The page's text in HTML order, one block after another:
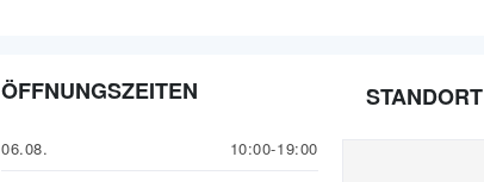
ÖFFNUNGSZEITEN
06.08.
10:00-19:00
STANDORT